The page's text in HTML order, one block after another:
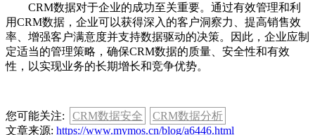
CRM数据对于企业的成功至关重要。通过有效管理和利
用CRM数据，企业可以获得深入的客户洞察力、提高销售效
率、增强客户满意度并支持数据驱动的决策。因此，企业应制
定适当的管理策略，确保CRM数据的质量、安全性和有效
性，以实现业务的长期增长和竞争优势。
您可能关注: CRM数据安全
CRM数据分析
文章来源: https://www.mymos.cn/blog/a6446.html